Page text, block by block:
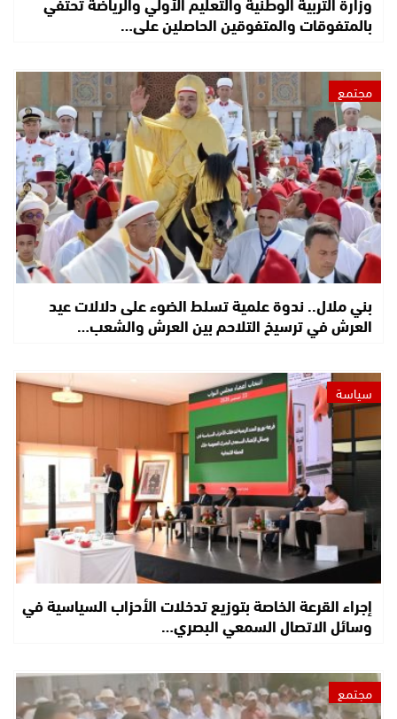
بالمتفوقات والمتفوقين الحاصلين على…
مجتمع
بني ملال.. ندوة علمية تسلط الضوء على دلالات عيد
العرش في ترسيخ التلاحم بين العرش والشعب…
سياسة
إجراء القرعة الخاصة بتوزيع تدخلات الأحزاب السياسية في
وسائل الاتصال السمعي البصري…
مجتمع